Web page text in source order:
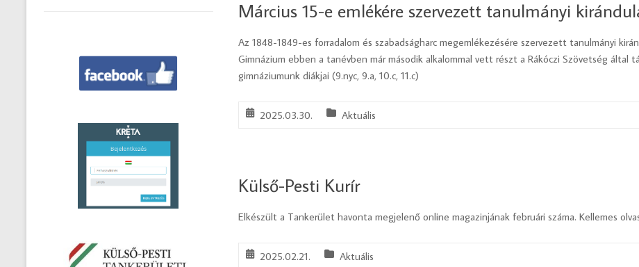
Március 15-e emlékére szervezett tanulmányi
Az 1848-1849-es forradalom és szabadságharc megemlékezésére szervezett tanulmányi
Gimnázium ebben a tanévben már második alkalommal vett részt a Rákóczi Szövetség
gimnáziumunk diákjai (9.nyc, 9.a, 10.c, 11.c)
2025.03.30. Aktuális
Külső-Pesti Kurír
Elkészült a Tankerület havonta megjelenő online magazinjának februári száma. Kellemes
2025.02.21. Aktuális